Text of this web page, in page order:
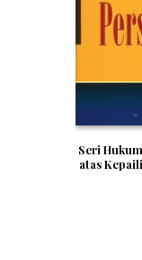
Seri
atas